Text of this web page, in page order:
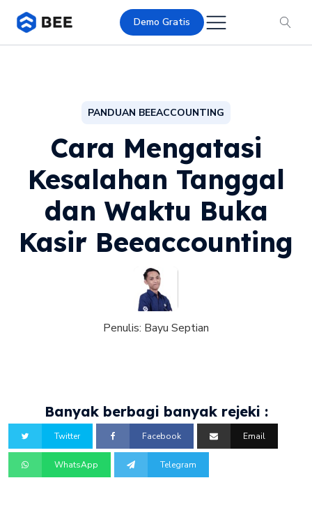
Demo Gratis
PANDUAN BEEACCOUNTING
Cara Mengatasi
Kesalahan Tanggal
dan Waktu Buka
Kasir Beeaccounting
Penulis: Bayu Septian
Banyak berbagi banyak rejeki :
Twitter Facebook Email
WhatsApp Telegram